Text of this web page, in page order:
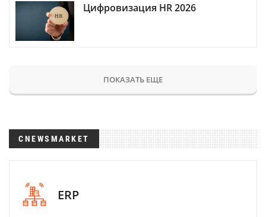
Цифровизация HR 2026
ПОКАЗАТЬ ЕЩЕ
CNEWSMARKET
ERP